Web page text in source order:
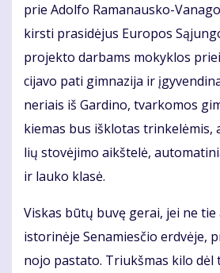
prie Adol­fo Ra­ma­naus­ko-
kirs­ti pra­si­dė­jus Eu­ro­pos
pro­jek­to dar­bams mo­kyk­los
ci­ja­vo pa­ti gim­na­zi­ja ir
ne­riais iš Gar­di­no, tvar­ko­mos
kie­mas bus iš­klo­tas
lių sto­vė­ji­mo aikš­te­lė,
ir lau­ko kla­sė.
Vis­kas bū­tų bu­vę ge­rai, jei ne
is­to­ri­nė­je Se­na­mies­čio erd­vė­je,
no­jo pa­sta­to. Triukš­mas ki­lo dėl